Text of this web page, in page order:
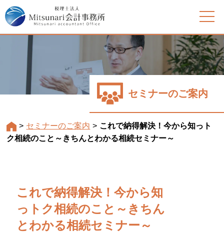
> セミナーのご案内 > これで納得解決！今から知っト
ク相続のこと～きちんとわかる相続セミナー～
セミナーのご案内
これで納得解決！今から知
っトク相続のこと～きちん
とわかる相続セミナー～